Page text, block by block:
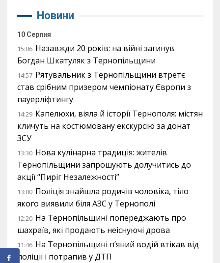
Новини
10 Серпня
15:06 Назавжди 20 років: на війні загинув
Богдан Шкатуляк з Тернопільщини
14:57 Рятувальник з Тернопільщини втретє
став срібним призером чемпіонату Європи з
пауерліфтингу
14:29 Капелюхи, віяла й історії Тернополя: містян
кличуть на костюмовану екскурсію за донат
ЗСУ
13:30 Нова кулінарна традиція: жителів
Тернопільщини запрошують долучитись до
акції “Пиріг Незалежності”
13:00 Поліція знайшла родичів чоловіка, тіло
якого виявили біля АЗС у Тернополі
12:20 На Тернопільщині попереджають про
шахраїв, які продають неіснуючі дрова
11:46 На Тернопільщині п’яний водій втікав від
поліції і потрапив у ДТП